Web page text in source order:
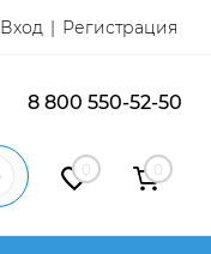
Вход Регистрация
8 800 550-52-50
0 0